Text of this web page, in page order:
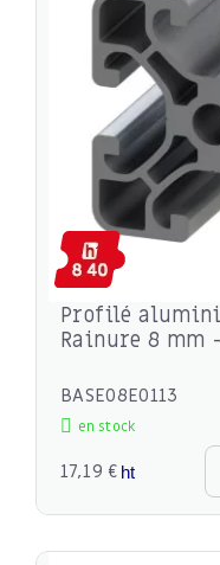
Profilé
Rainure 8 mm
BASE08E0113
en stock
17,19 € ht